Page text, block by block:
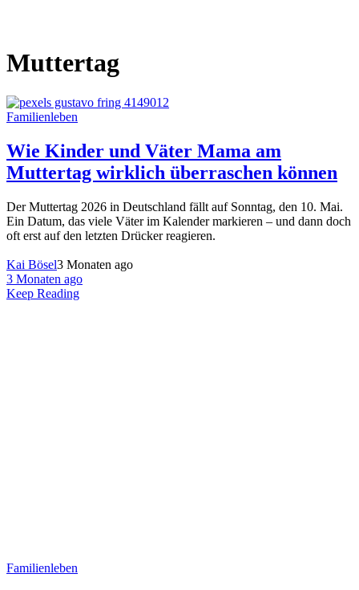
Muttertag
Familienleben
Wie Kinder und Väter Mama am
Muttertag wirklich überraschen können
Der Muttertag 2026 in Deutschland fällt auf Sonntag, den 10. Mai.
Ein Datum, das viele Väter im Kalender markieren – und dann doch
oft erst auf den letzten Drücker reagieren.
Kai Bösel3 Monaten ago
3 Monaten ago
Keep Reading
Familienleben